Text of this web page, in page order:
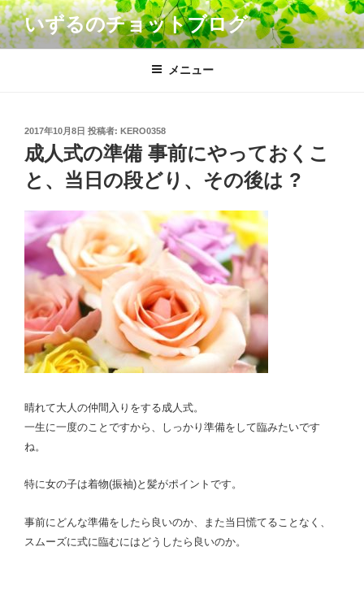
コ
ン
テ
いずるのチョットブログ
メニュー
投
稿
日:
2017年10月8日 投稿者: KERO0358
成人式の準備 事前にやっておくこ
と、当日の段どり、その後は ?
晴れて大人の仲間入りをする成人式。
一生に一度のことですから、しっかり準備をして臨みたいです
ね。
特に女の子は着物(振袖)と髪がポイントです。
事前にどんな準備をしたら良いのか、また当日慌てることなく、
スムーズに式に臨むにはどうしたら良いのか。